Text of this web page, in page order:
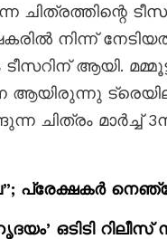
നിന്ന്
ആയി.
ആയിരുന്നു
ചിത്രം മാർച്ച്
പ്രേക്ഷകർ
ഒടിടി